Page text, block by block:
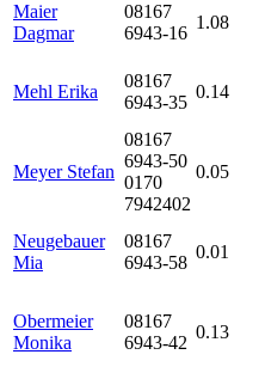
Maier
Dagmar
08167
6943-16
1.08
Mehl Erika
08167
6943-35
0.14
Meyer Stefan
08167
6943-50
0170
7942402
0.05
Neugebauer
Mia
08167
6943-58
0.01
Obermeier
Monika
08167
6943-42
0.13